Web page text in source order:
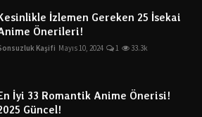
İzlemen Gereken 25 İsekai
Önerileri!
Kaşifi Mayıs 10, 2024 1 33.3k
İyi 33 Romantik Anime Önerisi!
Güncel!